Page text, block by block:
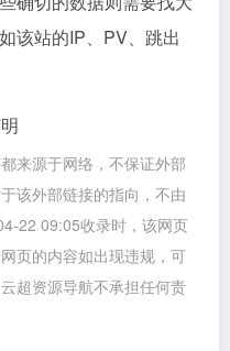
该站的IP、PV、跳出
来源于网络，不保证外部
该外部链接的指向，不由
22 09:05收录时，该网页
页的内容如出现违规，可
超资源导航不承担任何责